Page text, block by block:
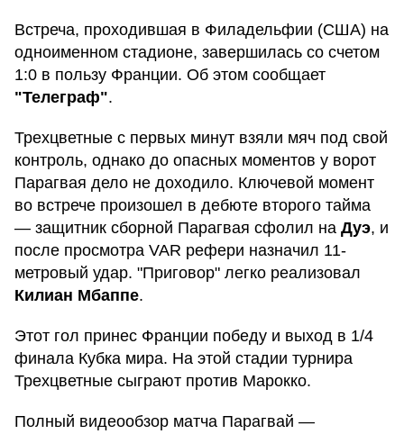
Встреча, проходившая в Филадельфии (США) на
одноименном стадионе, завершилась со счетом
1:0 в пользу Франции. Об этом сообщает
"Телеграф".
Трехцветные с первых минут взяли мяч под свой
контроль, однако до опасных моментов у ворот
Парагвая дело не доходило. Ключевой момент
во встрече произошел в дебюте второго тайма
— защитник сборной Парагвая сфолил на Дуэ, и
после просмотра VAR рефери назначил 11-
метровый удар. "Приговор" легко реализовал
Килиан Мбаппе.
Этот гол принес Франции победу и выход в 1/4
финала Кубка мира. На этой стадии турнира
Трехцветные сыграют против Марокко.
Полный видеообзор матча Парагвай —